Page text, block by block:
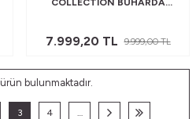
COLLECTION BUHARDA
7.999,20TL 9.999,00TL
ürün bulunmaktadır.
3 4 …